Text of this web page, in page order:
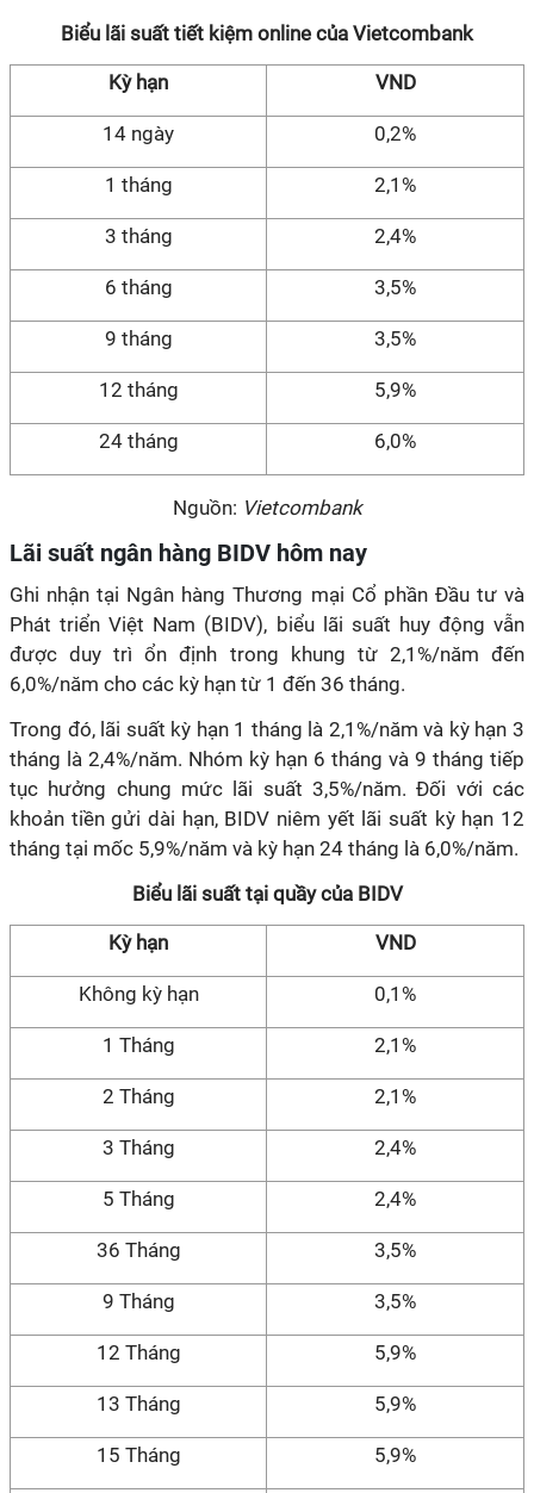
Biểu lãi suất tiết kiệm online của Vietcombank
Kỳ hạn VND
14 ngày 0,2%
1 tháng 2,1%
3 tháng 2,4%
6 tháng 3,5%
9 tháng 3,5%
12 tháng 5,9%
24 tháng 6,0%
Nguồn: Vietcombank
Lãi suất ngân hàng BIDV hôm nay
Ghi nhận tại Ngân hàng Thương mại Cổ phần Đầu tư và
Phát triển Việt Nam (BIDV), biểu lãi suất huy động vẫn
được duy trì ổn định trong khung từ 2,1%/năm đến
6,0%/năm cho các kỳ hạn từ 1 đến 36 tháng.
Trong đó, lãi suất kỳ hạn 1 tháng là 2,1%/năm và kỳ hạn 3
tháng là 2,4%/năm. Nhóm kỳ hạn 6 tháng và 9 tháng tiếp
tục hưởng chung mức lãi suất 3,5%/năm. Đối với các
khoản tiền gửi dài hạn, BIDV niêm yết lãi suất kỳ hạn 12
tháng tại mốc 5,9%/năm và kỳ hạn 24 tháng là 6,0%/năm.
Biểu lãi suất tại quầy của BIDV
Kỳ hạn VND
Không kỳ hạn 0,1%
1 Tháng 2,1%
2 Tháng 2,1%
3 Tháng 2,4%
5 Tháng 2,4%
36 Tháng 3,5%
9 Tháng 3,5%
12 Tháng 5,9%
13 Tháng 5,9%
15 Tháng 5,9%